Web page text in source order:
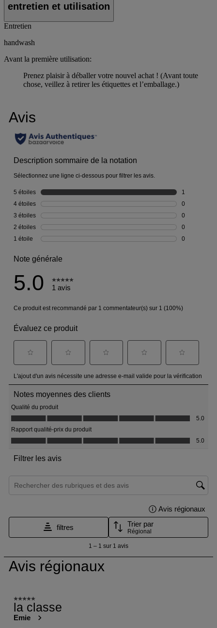
entretien et utilisation
Entretien
handwash
Avant la première utilisation:
Prenez plaisir à déballer votre nouvel achat ! (Avant toute
chose, veillez à retirer les étiquettes et l’emballage.)